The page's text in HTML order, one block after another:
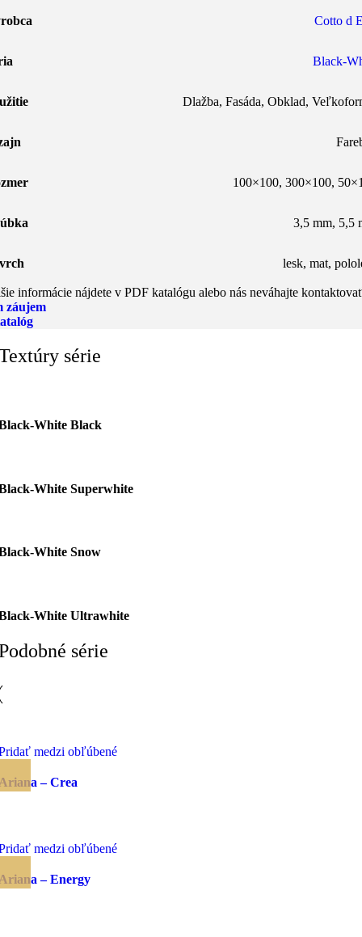
Cotto d
Black-
Dlažba, Fasáda, Obklad,
100×100, 300×100,
3,5 mm, 5,5
lesk, mat,
informácie nájdete v PDF katalógu alebo nás neváhajte
záujem
série
White Black
White Superwhite
White Snow
White Ultrawhite
série
medzi obľúbené
– Crea
medzi obľúbené
– Energy